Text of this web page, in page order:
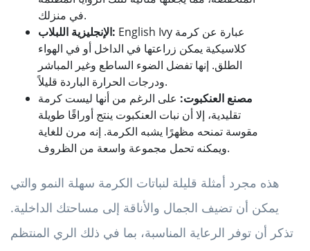
في منزلك.
الإنجليزية اللبلاب: English Ivy عبارة عن كرمة
كلاسيكية يمكن زراعتها في الداخل أو في الهواء
الطلق. إنها تفضل الضوء الساطع وغير المباشر
ودرجات الحرارة الباردة قليلاً.
مصنع العنكبوت: على الرغم من أنها ليست كرمة
تقليدية، إلا أن نبات العنكبوت ينتج أوراقًا طويلة
مقوسة تمنحه مظهرًا يشبه الكرمة. إنه مرن للغاية
ويمكنه تحمل مجموعة واسعة من الظروف.
هذه مجرد أمثلة قليلة لنباتات الكرمة سهلة النمو والتي
يمكن أن تضيف الجمال والأناقة إلى مساحتك الداخلية.
تذكر أن توفر الرعاية المناسبة، بما في ذلك الري المنتظم